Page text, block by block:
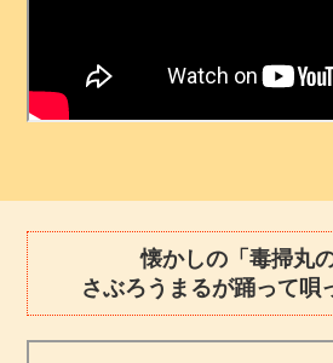
懐かしの「毒掃丸
さぶろうまるが踊って唄